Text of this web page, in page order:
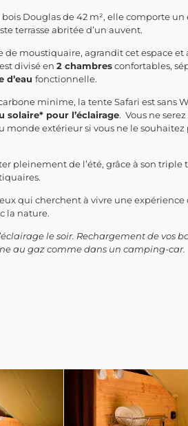
Douglas de 42 m², elle comporte un
terrasse abritée d’un auvent.
de moustiquaire, agrandit cet espace et
divisé en 2 chambresconfortables,
d’eau fonctionnelle.
minime, la tente Safari est sans
solaire* pour l’éclairage. Vous ne
extérieur si vous ne le souhaitez
pleinement de l’été, grâce à son triple
qui cherchent à vivre une expérience
la nature.
le soir. Rechargement de vos
au gaz comme dans un camping-car.